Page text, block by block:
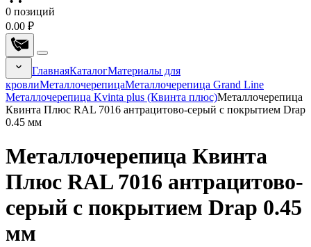
0 позиций
0.00 ₽
ГлавнаяКаталогМатериалы для
кровлиМеталлочерепицаМеталлочерепица Grand Line
Металлочерепица Kvinta plus (Квинта плюс)Металлочерепица
Квинта Плюс RAL 7016 антрацитово-серый с покрытием Drap
0.45 мм
Металлочерепица Квинта
Плюс RAL 7016 антрацитово-
серый с покрытием Drap 0.45
мм